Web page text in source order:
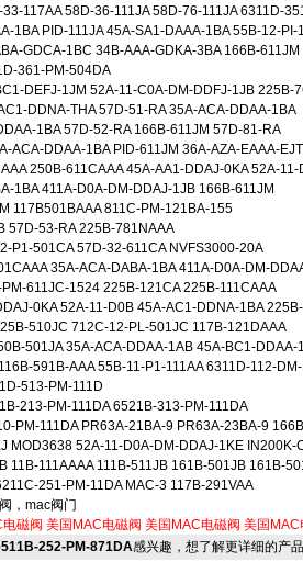
117AA 58D-36-111JA 58D-76-111JA 6311D-
1BA PID-111JA 45A-SA1-DAAA-1BA 55B-12-PI-
GDCA-1BC 34B-AAA-GDKA-3BA 166B-611JM
361-PM-504DA
DEFJ-1JM 52A-11-C0A-DM-DDFJ-1JB 225B-
DDNA-THA 57D-51-RA 35A-ACA-DDAA-1BA
1BA 57D-52-RA 166B-611JM 57D-81-RA
ACA-DDAA-1BA PID-611JM 36A-AZA-EAAA-EJT
250B-611CAAA 45A-AA1-DDAJ-0KA 52A-
1BA 411A-D0A-DM-DDAJ-1JB 166B-611JM
117B501BAAA 811C-PM-121BA-155
57D-53-RA 225B-781NAAA
P1-501CA 57D-32-611CA NVFS3000-20A
35A-ACA-DABA-1BA 411A-D0A-DM-
611JC-1524 225B-121CA 225B-111CAAA
0KA 52A-11-D0B 45A-AC1-DDNA-1BA
510JC 712C-12-PL-501JC 117B-121DAAA
501JA 35A-ACA-DDAA-1AB 45A-BC1-DDAA-
591B-AAA 55B-11-P1-111AA 6311D-112-
513-PM-111D
213-PM-111DA 6521B-313-PM-111DA
PM-111DA PR63A-21BA-9 PR63A-23BA-9
MOD3638 52A-11-D0A-DM-DDAJ-1KE IN200K-
11B-111AAAA 111B-511JB 161B-501JB 161B-
251-PM-11DA MAC-3 117B-291VAA
，mac阀门
磁阀 美国MAC电磁阀 美国MAC电磁阀 美国MAC
252-PM-871DA感兴趣，想了解更详细的产